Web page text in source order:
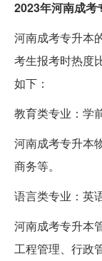
2023年河南成考
河南成考专升本
考生报考时热度
如下：
教育类专业：学
河南成考专升本
商务等。
语言类专业：英
河南成考专升本
工程管理、行政